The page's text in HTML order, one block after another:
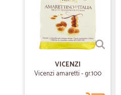
VICENZI
Vicenzi amaretti - gr.100